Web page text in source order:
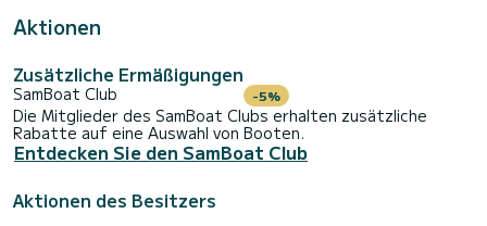
Aktionen
Zusätzliche Ermäßigungen
SamBoat Club -5%
Die Mitglieder des SamBoat Clubs erhalten zusätzliche
Rabatte auf eine Auswahl von Booten.
Entdecken Sie den SamBoat Club
Aktionen des Besitzers